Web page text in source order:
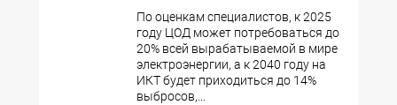
По оценкам специалистов, к 2025
году ЦОД может потребоваться до
20% всей вырабатываемой в мире
электроэнергии, а к 2040 году на
ИКТ будет приходиться до 14%
выбросов,...